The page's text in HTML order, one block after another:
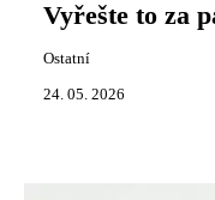
Vyřešte to za
Ostatní
24. 05. 2026